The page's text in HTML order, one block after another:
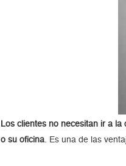
Los clientes no necesitan ir a
o su oficina . Es una de las